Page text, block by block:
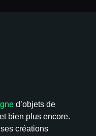
d’objets de
bien plus encore.
créations